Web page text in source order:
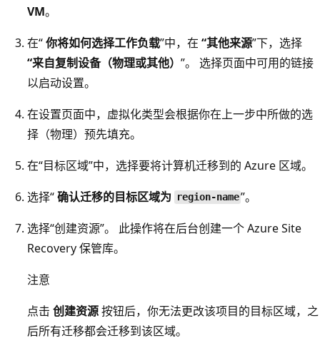
VM。
在“你将如何选择工作负载”中，在 “其他来源”下，选择
“来自复制设备（物理或其他） ”。 选择页面中可用的链接
以启动设置。
在设置页面中，虚拟化类型会根据你在上一步中所做的选
择（物理）预先填充。
在“目标区域”中，选择要将计算机迁移到的 Azure 区域。
选择“确认迁移的目标区域为 region-name”。
选择“创建资源”。 此操作将在后台创建一个 Azure Site
Recovery 保管库。
注意
点击 创建资源按钮后，你无法更改该项目的目标区域，之
后所有迁移都会迁移到该区域。